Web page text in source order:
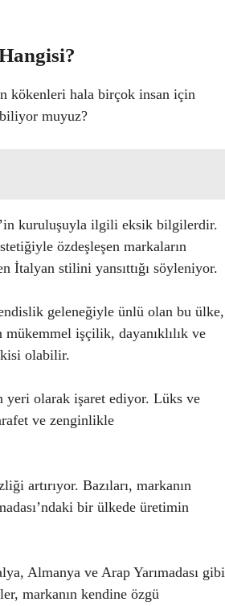
kökenleri hala birçok insan için
muyuz?
kuruluşuyla ilgili eksik bilgilerdir.
özdeşleşen markaların
İtalyan stilini yansıttığı söyleniyor.
geleneğiyle ünlü olan bu ülke,
işçilik, dayanıklılık ve
olabilir.
yeri olarak işaret ediyor. Lüks ve
ve zenginlikle
artırıyor. Bazıları, markanın
bir ülkede üretimin
Almanya ve Arap Yarımadası gibi
markanın kendine özgü